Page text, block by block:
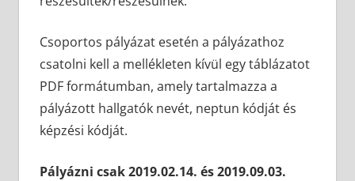
Csoportos pályázat esetén a pályázathoz
csatolni kell a mellékleten kívül egy táblázatot
PDF formátumban, amely tartalmazza a
pályázott hallgatók nevét, neptun kódját és
képzési kódját.
Pályázni csak 2019.02.14. és 2019.09.03.